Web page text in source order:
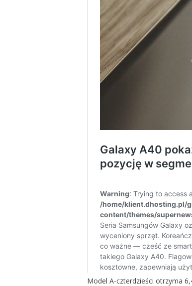
Model A-czterdzieści otrzyma